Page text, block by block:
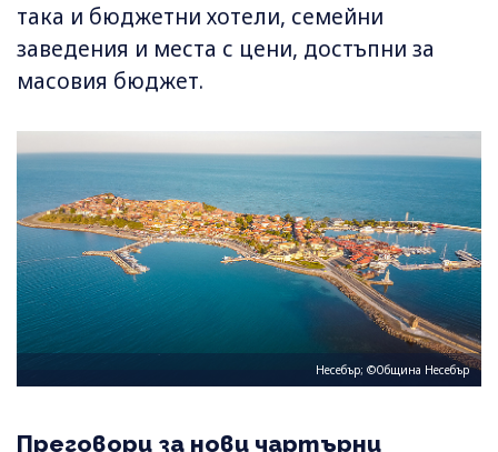
така и бюджетни хотели, семейни
заведения и места с цени, достъпни за
масовия бюджет.
Несебър; ©Община Несебър
Преговори за нови чартърни